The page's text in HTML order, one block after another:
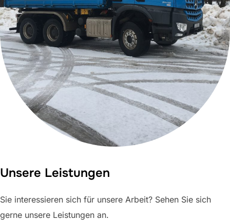
Unsere Leistungen
Sie interessieren sich für unsere Arbeit? Sehen Sie sich
gerne unsere Leistungen an.